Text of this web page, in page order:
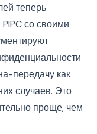
теперь
со своими
передачу как
случаев. Это
проще, чем